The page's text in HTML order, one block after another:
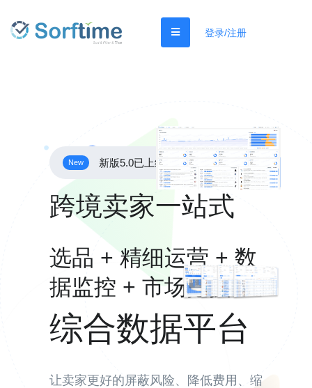
登录/注册
New 新版5.0已上线
跨境卖家一站式
选品 + 精细运营 + 数
据监控 + 市场挖掘
综合数据平台
让卖家更好的屏蔽风险、降低费用、缩